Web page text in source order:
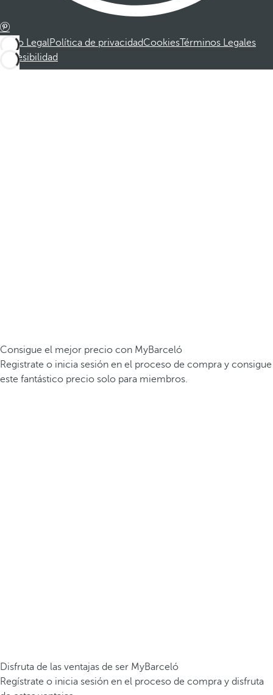
Aviso LegalPolítica de privacidadCookiesTérminos Legales
Accesibilidad
Consigue el mejor precio con MyBarceló
Registrate o inicia sesión en el proceso de compra y consigue
este fantástico precio solo para miembros.
Disfruta de las ventajas de ser MyBarceló
Regístrate o inicia sesión en el proceso de compra y disfruta